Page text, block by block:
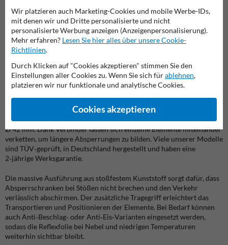
Absperrschranken – robuste Absperrschrankengitter
für maximale Sicherheit
Was sind Absperrschranken und Absperrschrankengitter?
Absperrschranken – häufig auch als Absperrgitter, Schrankengitter
oder Baustellenabsperrung bezeichnet – sind modulare Bauteile, die
nach den TL‑Absperrschranken sowie den Vorgaben der RSA und
StVO gefertigt werden. Sie bestehen aus einem stabilen
Kunststoffrahmen, in den mehrere Reflexstreifen integriert sind.
Diese Streifen sind in verschiedenen Reflexionsklassen (RA1, RA2)
verfügbar und machen die Schranke auch bei schlechten
Lichtverhältnissen sichtbar. Die Standardbreite der Gitter beträgt
etwa 2,13 m; sie sind ca. 1,10 m hoch und haben zwei Standrohre mit
Ø 42 mm. Dank Verbinder lassen sich einzelne Elemente miteinander
verketten, um längere Absperrungen zu bilden. Viele unserer Modelle
sind TÜV‑geprüft, in Deutschland hergestellt und haben eine
2‑jährige Werksgarantie.
Die massive Ausführung aus stoßfestem Kunststoff sorgt dafür, dass
Absperrschranken bei Stößen nicht brechen und den Verkehr
verlässlich abschirmen. Der zusätzliche Tragegriff erleichtert das
Transportieren und Positionieren der Elemente. Bei Bedarf können
auch Anti‑Beschlag‑ oder Anti‑Eis‑Varianten eingesetzt werden,
sodass die Reflexfolie bei Nebel und niedrigen Temperaturen
weiterhin sichtbar bleibt.
Wir platzieren auch Marketing-Cookies und mobile Werbe-IDs,
mit denen wir und Dritte personalisierte und nicht
personalisierte Werbung anzeigen (Anzeigenpersonalisierung).
Mehr erfahren? Lesen Sie hier alles über unsere Cookie-
Richtlinien.
Durch Klicken auf "Cookies akzeptieren" stimmen Sie den
Einstellungen aller Cookies zu. Wenn Sie sich fürablehnen,
platzieren wir nur funktionale und analytische Cookies.
Cookies akzeptieren